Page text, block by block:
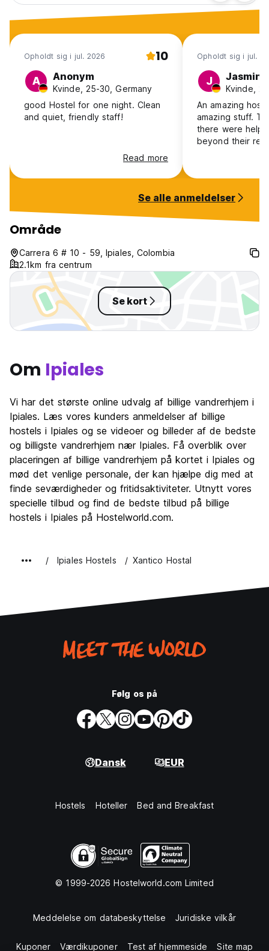
Opholdt sig i jul. 2026 10
A Anonym
Kvinde, 25-30, Germany
good Hostel for one night. Clean
and quiet, friendly staff!
Read more
Opholdt sig i jul.
J Jasmin
Kvinde,
An amazing
amazing stuff.
there were
beyond their
we arrived at 7
is well equipped.
Se alle anmeldelser
Område
Carrera 6 # 10 - 59, Ipiales, Colombia
2.1km fra centrum
Se kort
Om Ipiales
Vi har det største online udvalg af billige vandrerhjem i
Ipiales. Læs vores kunders anmeldelser af billige
hostels i Ipiales og se videoer og billeder af de bedste
og billigste vandrerhjem nær Ipiales. Få overblik over
placeringen af billige vandrerhjem på kortet i Ipiales og
mød det venlige personale, der kan hjælpe dig med at
finde seværdigheder og fritidsaktiviteter. Utnytt vores
specielle tilbud og find de bedste tilbud på billige
hostels i Ipiales på Hostelworld.com.
Ipiales Hostels Xantico Hostal
Følg os på
Dansk EUR
Hostels Hoteller Bed and Breakfast
© 1999-2026 Hostelworld.com Limited
Meddelelse om databeskyttelse Juridiske vilkår
Kuponer Værdikuponer Test af hjemmeside Site map